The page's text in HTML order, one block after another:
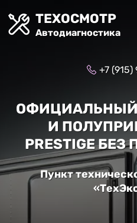
ТЕХОСМОТР
Автодиагностика
+7 (915)
ОФИЦИАЛЬНЫЙ
И
PRESTIGE
Пункт